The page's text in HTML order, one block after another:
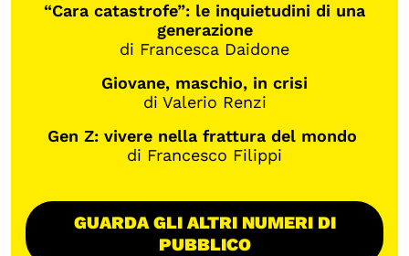
“Cara catastrofe”: le inquietudini di una
generazione
di Francesca Daidone
Giovane, maschio, in crisi
di Valerio Renzi
Gen Z: vivere nella frattura del mondo
di Francesco Filippi
GUARDA GLI ALTRI NUMERI DI
PUBBLICO